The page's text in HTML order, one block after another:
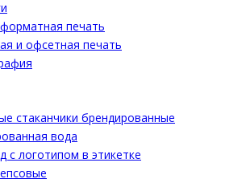
печать
и офсетная печать
стаканчики брендированные
вода
с логотипом в этикетке